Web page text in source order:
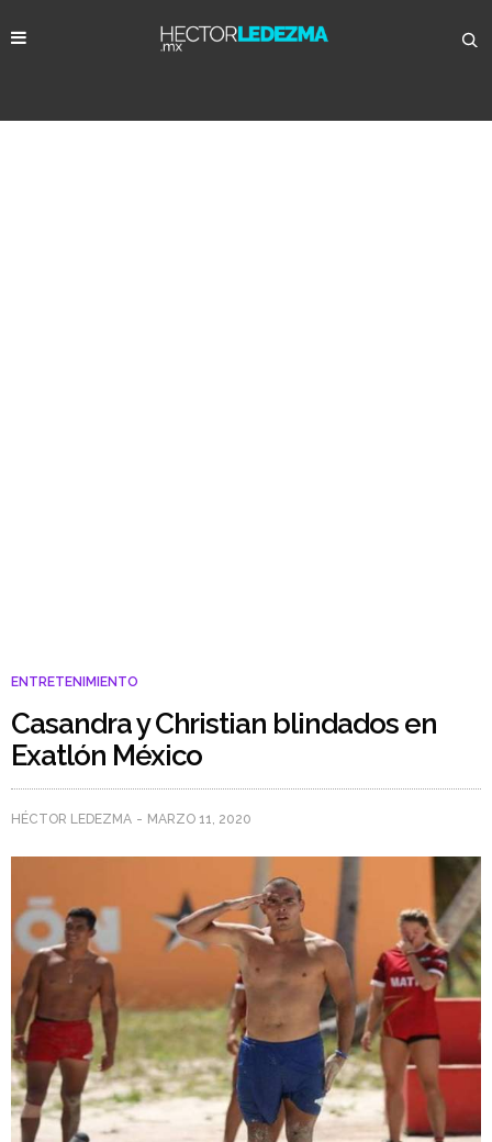
ENTRETENIMIENTO
Casandra y Christian blindados en
Exatlón México
HÉCTOR LEDEZMA MARZO 11, 2020